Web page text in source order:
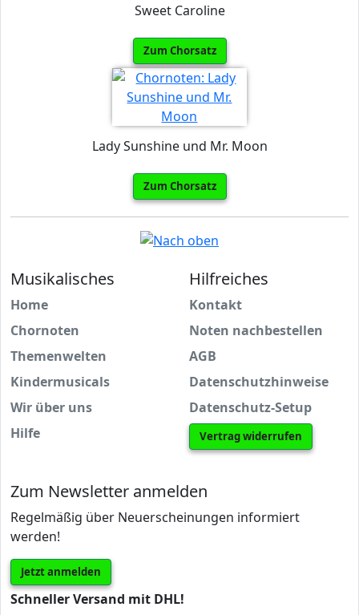
Sweet Caroline
Zum Chorsatz
Lady Sunshine und Mr. Moon
Zum Chorsatz
Musikalisches
Home
Chornoten
Themenwelten
Kindermusicals
Wir über uns
Hilfe
Hilfreiches
Kontakt
Noten nachbestellen
AGB
Datenschutzhinweise
Datenschutz-Setup
Vertrag widerrufen
Zum Newsletter anmelden
Regelmäßig über Neuerscheinungen informiert
werden!
Jetzt anmelden
Schneller Versand mit DHL!